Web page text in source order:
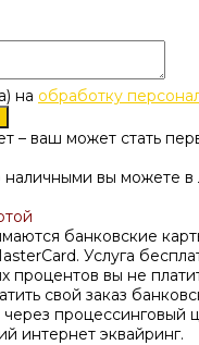
на обработку
– ваш может стать
наличными вы можете
банковские
Услуга
процентов вы не
свой заказ
процессинговый
интернет эквайринг.